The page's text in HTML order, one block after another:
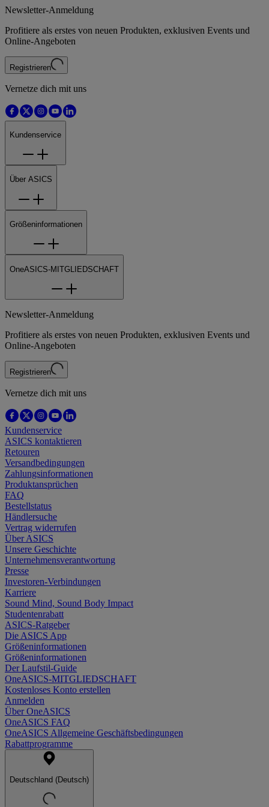
Newsletter-Anmeldung
Profitiere als erstes von neuen Produkten, exklusiven Events und
Online-Angeboten
Registrieren
Vernetze dich mit uns
Kundenservice
Über ASICS
Größeninformationen
OneASICS-MITGLIEDSCHAFT
Newsletter-Anmeldung
Profitiere als erstes von neuen Produkten, exklusiven Events und
Online-Angeboten
Registrieren
Vernetze dich mit uns
Kundenservice
ASICS kontaktieren
Retouren
Versandbedingungen
Zahlungsinformationen
Produktansprüchen
FAQ
Bestellstatus
Händlersuche
Vertrag widerrufen
Über ASICS
Unsere Geschichte
Unternehmensverantwortung
Presse
Investoren-Verbindungen
Karriere
Sound Mind, Sound Body Impact
Studentenrabatt
ASICS-Ratgeber
Die ASICS App
Größeninformationen
Größeninformationen
Der Laufstil-Guide
OneASICS-MITGLIEDSCHAFT
Kostenloses Konto erstellen
Anmelden
Über OneASICS
OneASICS FAQ
OneASICS Allgemeine Geschäftsbedingungen
Rabattprogramme
Deutschland (Deutsch)